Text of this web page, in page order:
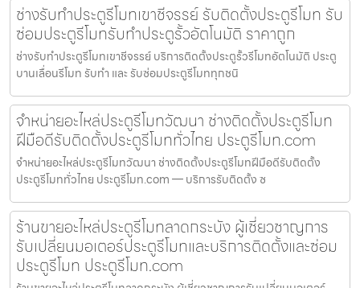
ช่างรับทำประตูรีโมทเขาชีจรรย์ รับติดตั้งประตูรีโมท รับ
ซ่อมประตูรีโมทรับทำประตูรั้วอัตโนมัติ ราคาถูก
ช่างรับทำประตูรีโมทเขาชีจรรย์ บริการติดตั้งประตูรั้วรีโมทอัตโนมัติ ประตู
บานเลื่อนรีโมท รับทำ และ รับซ่อมประตูรีโมททุกชนิ
จำหน่ายอะไหล่ประตูรีโมทวัฒนา ช่างติดตั้งประตูรีโมท
ฝีมือดีรับติดตั้งประตูรีโมททั่วไทย ประตูรีโมท.com
จำหน่ายอะไหล่ประตูรีโมทวัฒนา ช่างติดตั้งประตูรีโมทฝีมือดีรับติดตั้ง
ประตูรีโมททั่วไทย ประตูรีโมท.com — บริการรับติดตั้ง ซ
ร้านขายอะไหล่ประตูรีโมทลาดกระบัง ผู้เชี่ยวชาญการ
รับเปลี่ยนมอเตอร์ประตูรีโมทและบริการติดตั้งและซ่อม
ประตูรีโมท ประตูรีโมท.com